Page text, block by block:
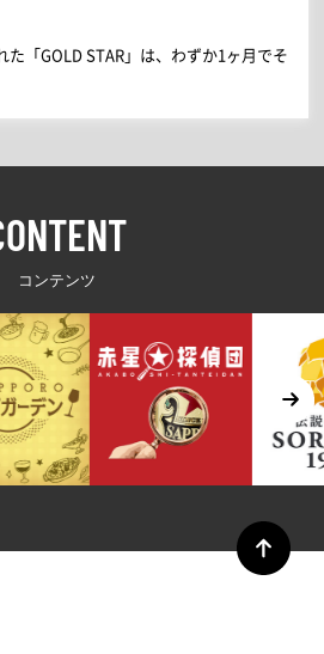
「GOLD STAR」は、わずか1ヶ月でそ
コンテンツ